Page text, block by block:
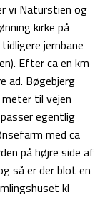
vi Naturstien og
kirke på
jernbane
Efter ca en km
ad. Bøgebjerg
til vejen
egentlig
med ca
på højre side af
så er der blot en
kl